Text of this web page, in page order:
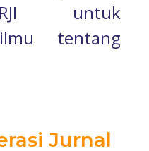
untuk
tentang
Jurnal